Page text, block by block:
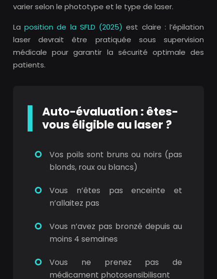
varier selon le phototype et le type de laser.
Laposition de la SFLD (2025) est claire : l’épilation
laser devrait être pratiquée sous supervision
médicale pour garantir la sécurité optimale des
patients.
Auto-évaluation : êtes-
vous éligible au laser ?
Vos poils sont bruns ou noirs (pas
blonds, roux ou blancs)
Vous n’êtes pas enceinte et
n’allaitez pas
Vous n’avez pas bronzé depuis au
moins 4 semaines
Vous ne prenez pas de
médicament photosensibilisant